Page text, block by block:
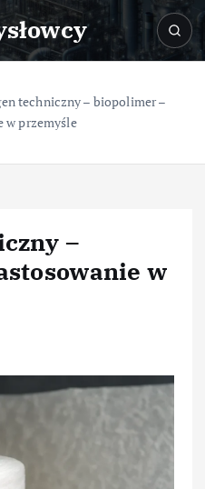
techniczny – biopolimer –
w przemyśle
–
w